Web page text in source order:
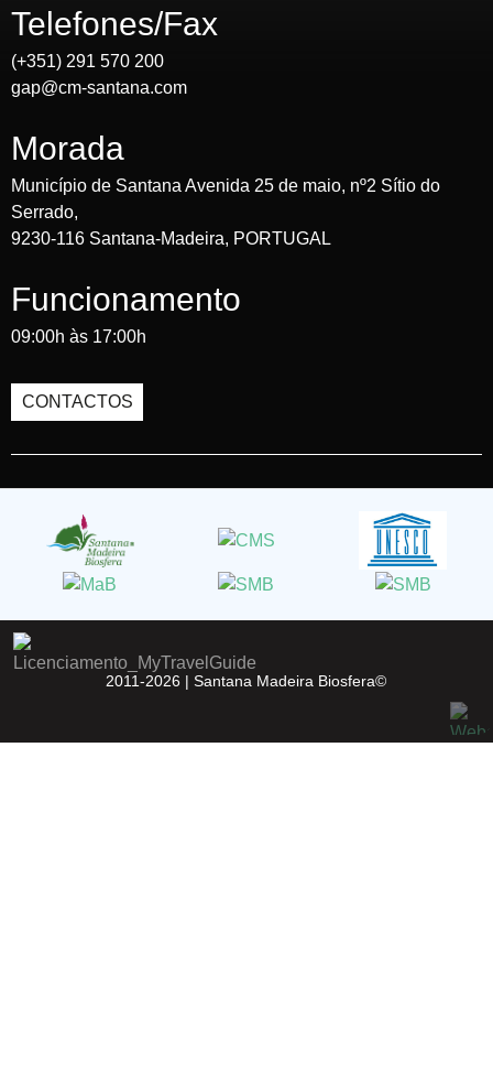
Telefones/Fax
(+351) 291 570 200
gap@cm-santana.com
Morada
Município de Santana Avenida 25 de maio, nº2 Sítio do
Serrado,
9230-116 Santana-Madeira, PORTUGAL
Funcionamento
09:00h às 17:00h
CONTACTOS
2011-2026 |Santana Madeira Biosfera©